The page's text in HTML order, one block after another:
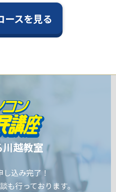
ースを見る
川越教室
し込み完了！
も行っております。